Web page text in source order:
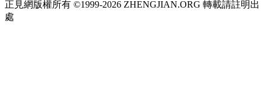
正見網版權所有 ©1999-2026 ZHENGJIAN.ORG 轉載請註明出
處